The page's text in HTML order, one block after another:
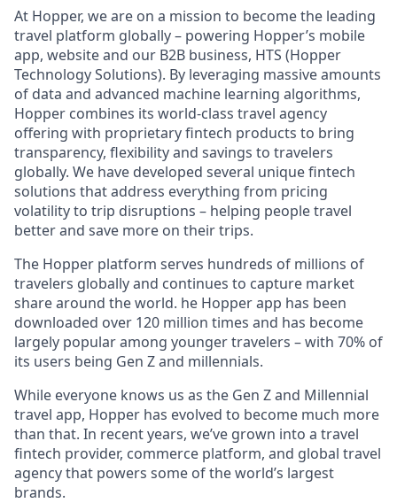
At Hopper, we are on a mission to become the leading
travel platform globally – powering Hopper’s mobile
app, website and our B2B business, HTS (Hopper
Technology Solutions). By leveraging massive amounts
of data and advanced machine learning algorithms,
Hopper combines its world-class travel agency
offering with proprietary fintech products to bring
transparency, flexibility and savings to travelers
globally. We have developed several unique fintech
solutions that address everything from pricing
volatility to trip disruptions – helping people travel
better and save more on their trips.
The Hopper platform serves hundreds of millions of
travelers globally and continues to capture market
share around the world. he Hopper app has been
downloaded over 120 million times and has become
largely popular among younger travelers – with 70% of
its users being Gen Z and millennials.
While everyone knows us as the Gen Z and Millennial
travel app, Hopper has evolved to become much more
than that. In recent years, we’ve grown into a travel
fintech provider, commerce platform, and global travel
agency that powers some of the world’s largest
brands.